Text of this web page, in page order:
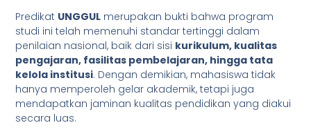
Predikat UNGGUL merupakan bukti bahwa program
studi ini telah memenuhi standar tertinggi dalam
penilaian nasional, baik dari sisi kurikulum, kualitas
pengajaran, fasilitas pembelajaran, hingga tata
kelola institusi. Dengan demikian, mahasiswa tidak
hanya memperoleh gelar akademik, tetapi juga
mendapatkan jaminan kualitas pendidikan yang diakui
secara luas.